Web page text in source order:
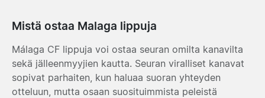
Mistä ostaa Malaga lippuja
Málaga CF lippuja voi ostaa seuran omilta kanavilta
sekä jälleenmyyjien kautta. Seuran viralliset kanavat
sopivat parhaiten, kun haluaa suoran yhteyden
otteluun, mutta osaan suosituimmista peleistä